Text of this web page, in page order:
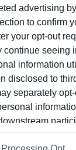
advertising
to confirm
your opt-out
continue seeing
information
disclosed to
separately
be disclosed
της
πόλης.
του συλλόγου
το Βίδο
προβλήματα
ενεργοποίηση
ότι ο